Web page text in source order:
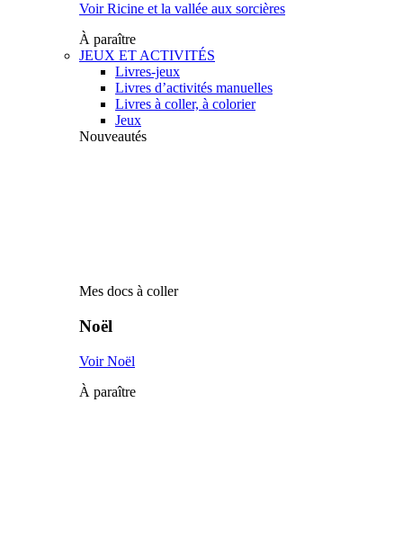
Voir Ricine et la vallée aux sorcières
À paraître
JEUX ET ACTIVITÉS
Livres-jeux
Livres d’activités manuelles
Livres à coller, à colorier
Jeux
Nouveautés
Mes docs à coller
Noël
Voir Noël
À paraître